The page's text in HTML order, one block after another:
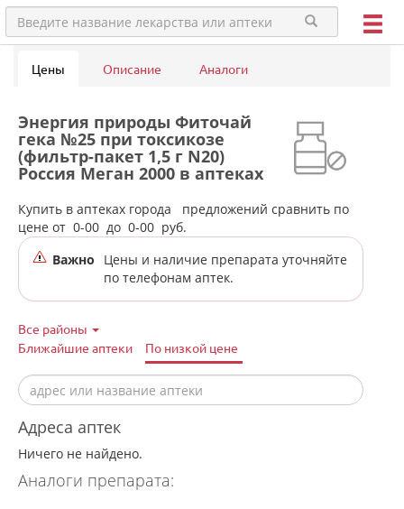
Цены Описание Аналоги
Энергия природы Фиточай
гека №25 при токсикозе
(фильтр-пакет 1,5 г N20)
Россия Меган 2000 в аптеках
Купить в аптеках города
предложений сравнить по
цене от 0-00 до 0-00 руб.
Важно
Цены и наличие препарата уточняйте
по телефонам аптек.
Все районы
Ближайшие аптеки
По низкой цене
Адреса аптек
Ничего не найдено.
Аналоги препарата: